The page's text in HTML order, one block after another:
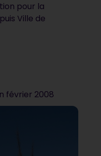
pour la
Ville de
février 2008
est
et
ça
bien !